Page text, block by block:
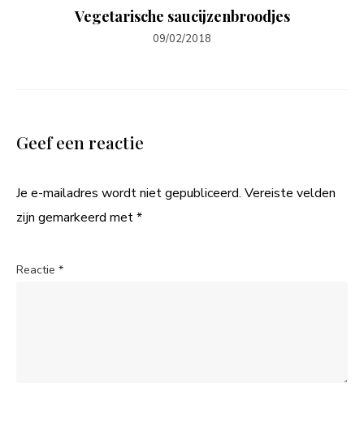
Vegetarische saucijzenbroodjes
09/02/2018
Geef een reactie
Je e-mailadres wordt niet gepubliceerd. Vereiste velden
zijn gemarkeerd met*
Reactie *